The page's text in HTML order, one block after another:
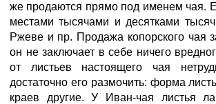
же продаются прямо под именем чая.
местами тысячами и десятками
Ржеве и пр. Продажа копорского чая
он не заключает в себе ничего
от листьев настоящего чая
достаточно его размочить: форма
краев другие. У Иван-чая листья